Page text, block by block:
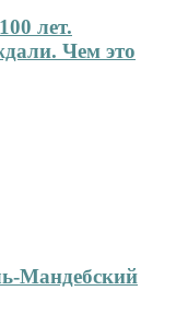
лет.
Чем это
Мандебский